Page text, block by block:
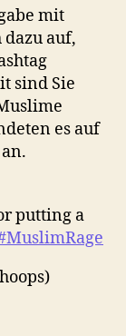
mit
auf,
sind Sie
es auf
putting a